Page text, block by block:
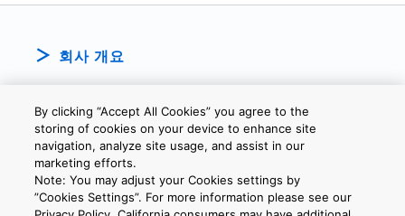
회사 개요
개인정보보호정책 웹 사이트 이용 약관 쿠키 설정
By clicking “Accept All Cookies” you agree to the
storing of cookies on your device to enhance site
navigation, analyze site usage, and assist in our
marketing efforts.
Note: You may adjust your Cookies settings by
”Cookies Settings”. For more information please see our